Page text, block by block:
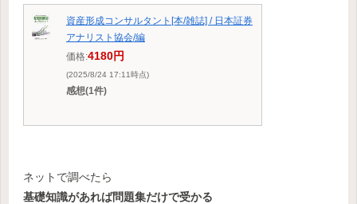
資産形成コンサルタント[本/雑誌] / 日本証券
アナリスト協会/編
価格:4180円
(2025/8/24 17:11時点)
感想(1件)
ネットで調べたら
基礎知識があれば問題集だけで受かる